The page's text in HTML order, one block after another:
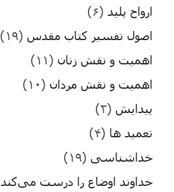
ارواح پلید (۶)
اصول تفسیر کتاب مقدس (۱۹)
اهمیت و نقش زنان (۱۱)
اهمیت و نقش مردان (۱۰)
پیدایش (۲)
تعمید ها (۴)
خداشناسی (۱۹)
خداوند اوضاع را درست می‌کند